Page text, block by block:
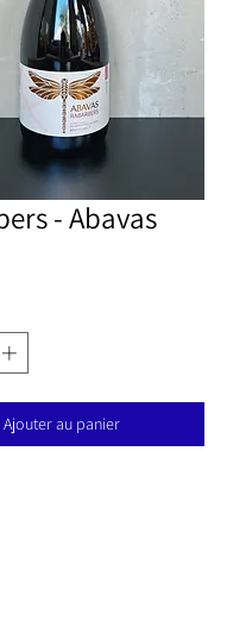
- Abavas
Ajouter au panier